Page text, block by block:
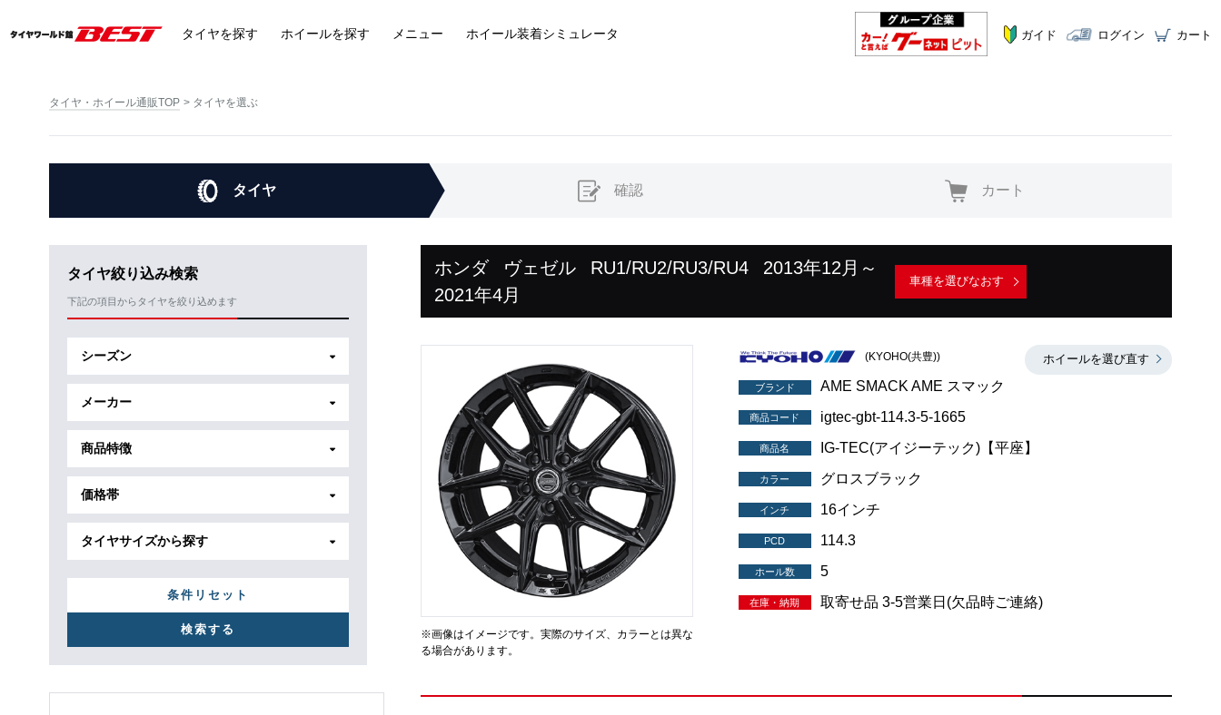
タイヤを探す ホイールを探す メニュー ホイール装着シミュレータ ガイド ログイン カート
タイヤ・ホイール通販TOP タイヤを選ぶ
タイヤ 確認 カート
タイヤ絞り込み検索
下記の項目からタイヤを絞り込めます
シーズン
メーカー
商品特徴
価格帯
タイヤサイズから探す
条件リセット
ホンダ ヴェゼル RU1/RU2/RU3/RU4
2013年12月～
2021年4月
車種を選びなおす
※画像はイメージです。実際のサイズ、カラーとは異な
る場合があります。
ホイールを選び直す
(KYOHO(共豊))
ブランド AME SMACK AME スマック
商品コード igtec-gbt-114.3-5-1665
商品名 IG-TEC(アイジーテック)【平座】
カラー グロスブラック
インチ 16インチ
PCD 114.3
ホール数 5
在庫・納期 取寄せ品 3-5営業日(欠品時ご連絡)